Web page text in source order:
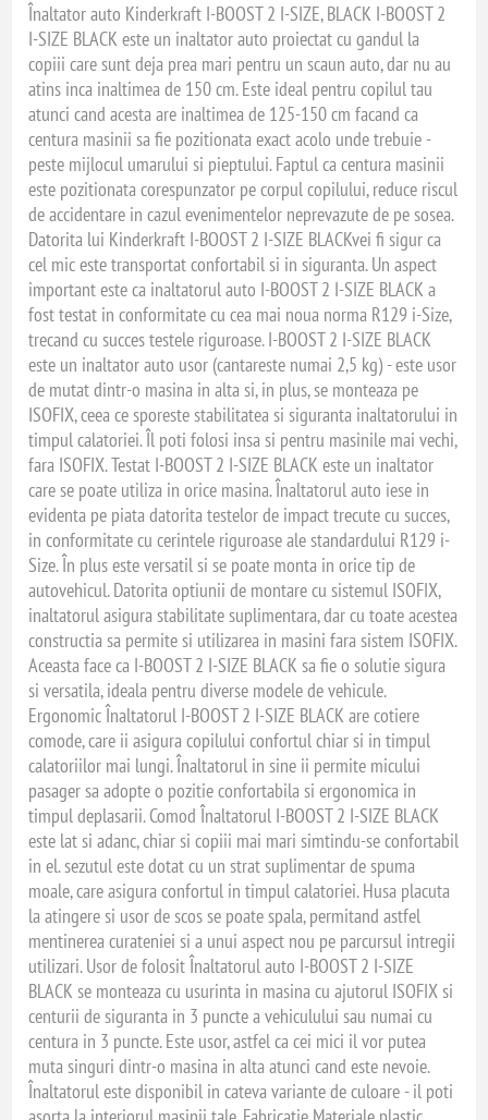
Înaltator auto Kinderkraft I-BOOST 2 I-SIZE, BLACK I-BOOST 2
I-SIZE BLACK este un inaltator auto proiectat cu gandul la
copiii care sunt deja prea mari pentru un scaun auto, dar nu au
atins inca inaltimea de 150 cm. Este ideal pentru copilul tau
atunci cand acesta are inaltimea de 125-150 cm facand ca
centura masinii sa fie pozitionata exact acolo unde trebuie -
peste mijlocul umarului si pieptului. Faptul ca centura masinii
este pozitionata corespunzator pe corpul copilului, reduce riscul
de accidentare in cazul evenimentelor neprevazute de pe sosea.
Datorita lui Kinderkraft I-BOOST 2 I-SIZE BLACKvei fi sigur ca
cel mic este transportat confortabil si in siguranta. Un aspect
important este ca inaltatorul auto I-BOOST 2 I-SIZE BLACK a
fost testat in conformitate cu cea mai noua norma R129 i-Size,
trecand cu succes testele riguroase. I-BOOST 2 I-SIZE BLACK
este un inaltator auto usor (cantareste numai 2,5 kg) - este usor
de mutat dintr-o masina in alta si, in plus, se monteaza pe
ISOFIX, ceea ce sporeste stabilitatea si siguranta inaltatorului in
timpul calatoriei. Îl poti folosi insa si pentru masinile mai vechi,
fara ISOFIX. Testat I-BOOST 2 I-SIZE BLACK este un inaltator
care se poate utiliza in orice masina. Înaltatorul auto iese in
evidenta pe piata datorita testelor de impact trecute cu succes,
in conformitate cu cerintele riguroase ale standardului R129 i-
Size. În plus este versatil si se poate monta in orice tip de
autovehicul. Datorita optiunii de montare cu sistemul ISOFIX,
inaltatorul asigura stabilitate suplimentara, dar cu toate acestea
constructia sa permite si utilizarea in masini fara sistem ISOFIX.
Aceasta face ca I-BOOST 2 I-SIZE BLACK sa fie o solutie sigura
si versatila, ideala pentru diverse modele de vehicule.
Ergonomic Înaltatorul I-BOOST 2 I-SIZE BLACK are cotiere
comode, care ii asigura copilului confortul chiar si in timpul
calatoriilor mai lungi. Înaltatorul in sine ii permite micului
pasager sa adopte o pozitie confortabila si ergonomica in
timpul deplasarii. Comod Înaltatorul I-BOOST 2 I-SIZE BLACK
este lat si adanc, chiar si copiii mai mari simtindu-se confortabil
in el. sezutul este dotat cu un strat suplimentar de spuma
moale, care asigura confortul in timpul calatoriei. Husa placuta
la atingere si usor de scos se poate spala, permitand astfel
mentinerea curateniei si a unui aspect nou pe parcursul intregii
utilizari. Usor de folosit Înaltatorul auto I-BOOST 2 I-SIZE
BLACK se monteaza cu usurinta in masina cu ajutorul ISOFIX si
centurii de siguranta in 3 puncte a vehiculului sau numai cu
centura in 3 puncte. Este usor, astfel ca cei mici il vor putea
muta singuri dintr-o masina in alta atunci cand este nevoie.
Înaltatorul este disponibil in cateva variante de culoare - il poti